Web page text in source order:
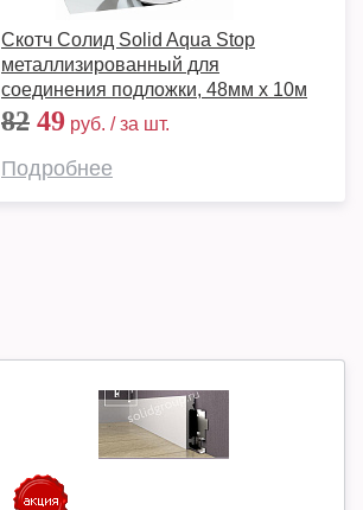
Скотч Солид Solid Aqua Stop
металлизированный для
соединения подложки, 48мм х 10м
82 49 руб. / за шт.
Подробнее